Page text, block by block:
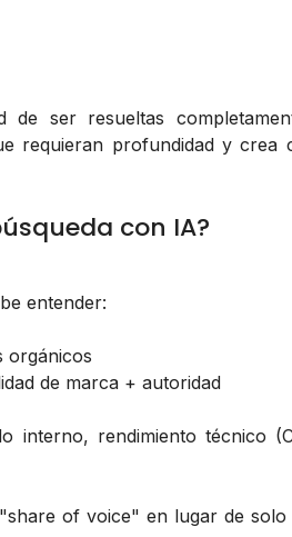
de ser resueltas
requieran profundidad y crea
con IA?
entender:
orgánicos
de marca + autoridad
interno, rendimiento técnico
of voice" en lugar de